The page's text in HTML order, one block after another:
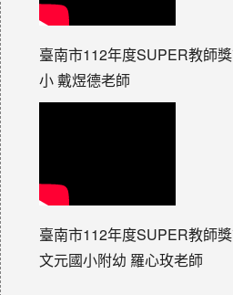
臺南市112年度SUPER教師
小 戴煜德老師
臺南市112年度SUPER教師
文元國小附幼 羅心玫老師